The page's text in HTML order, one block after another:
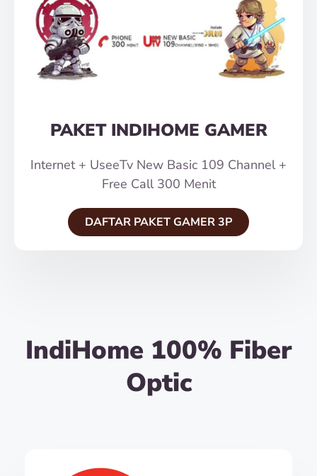
PAKET INDIHOME GAMER
Internet + UseeTv New Basic 109 Channel +
Free Call 300 Menit
DAFTAR PAKET GAMER 3P
IndiHome 100% Fiber
Optic